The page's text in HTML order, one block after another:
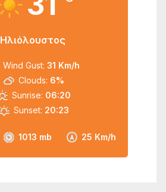
Ηλιόλουστος
1013 mb 25 Km/h
Wind Gust: 31 Km/h
Clouds: 6%
Sunrise: 06:20
Sunset: 20:23